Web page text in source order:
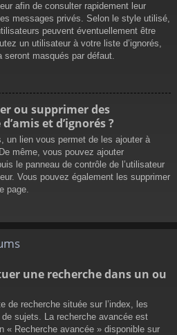
afin de consulter rapidement leur
messages privés. Selon le style utilisé,
peuvent éventuellement être
un utilisateur à votre liste d’ignorés,
seront masqués par défaut.
ou supprimer des
et d’ignorés ?
un lien vous permet de les ajouter à
même, vous pouvez ajouter
le panneau de contrôle de l’utilisateur
Vous pouvez également les supprimer
page.
une recherche dans un ou
de recherche située sur l’index, les
sujets. La recherche avancée est
« Recherche avancée » disponible sur